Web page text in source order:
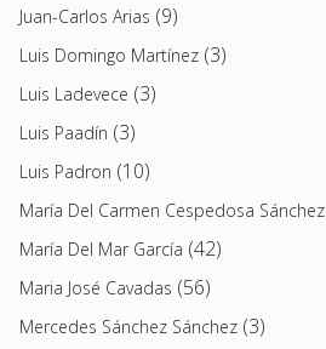
Juan-Carlos Arias (9)
Luis Domingo Martínez (3)
Luis Ladevece (3)
Luis Paadín (3)
Luis Padron (10)
María Del Carmen Cespedosa Sánchez
María Del Mar García (42)
Maria José Cavadas (56)
Mercedes Sánchez Sánchez (3)